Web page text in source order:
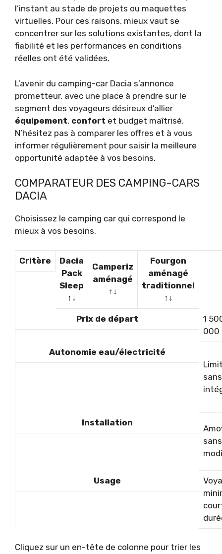
l’instant au stade de projets ou maquettes
virtuelles. Pour ces raisons, mieux vaut se
concentrer sur les solutions existantes, dont la
fiabilité et les performances en conditions
réelles ont été validées.
L’avenir du camping-car Dacia s’annonce
prometteur, avec une place à prendre sur le
segment des voyageurs désireux d’allier
équipement, confort et budget maîtrisé.
N’hésitez pas à comparer les offres et à vous
informer régulièrement pour saisir la meilleure
opportunité adaptée à vos besoins.
COMPARATEUR DES CAMPING-CARS
DACIA
Choisissez le camping car qui correspond le
mieux à vos besoins.
Critère
Dacia
Pack
Sleep
↑↓
Camperiz
aménagé
↑↓
Fourgon
aménagé
traditionnel
↑↓
Prix de départ
1
000
Autonomie eau/électricité
Installation
sans
Usage
Cliquez sur un en-tête de colonne pour trier les